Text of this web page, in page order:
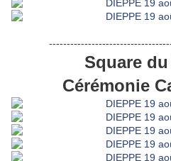
Square
Cérémonie